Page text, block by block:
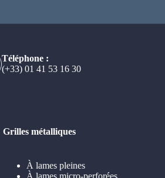
Téléphone :
(+33) 01 41 53 16 30
Grilles métalliques
À lames pleines
À lames micro-perforées